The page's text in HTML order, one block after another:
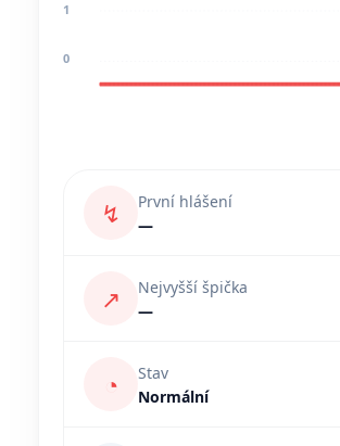
1
0
↯
První hlášení
—
↗
Nejvyšší špička
—
◔
Stav
Normální